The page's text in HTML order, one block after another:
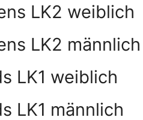
LK2 weiblich
LK2 männlich
LK1 weiblich
LK1 männlich